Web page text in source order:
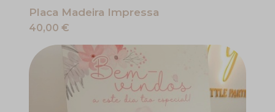
Placa Madeira Impressa
40,00 €